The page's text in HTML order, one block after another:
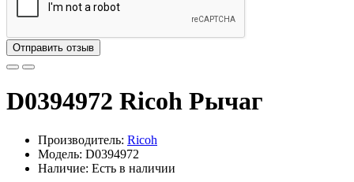
Отправить отзыв
D0394972 Ricoh Рычаг
Производитель: Ricoh
Модель: D0394972
Наличие: Есть в наличии